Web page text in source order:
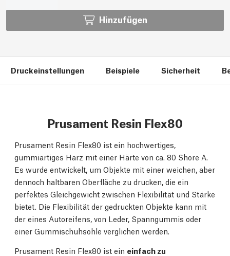
Hinzufügen
Druckeinstellungen Beispiele Sicherheit
Prusament Resin Flex80
Prusament Resin Flex80 ist ein hochwertiges,
gummiartiges Harz mit einer Härte von ca. 80 Shore A.
Es wurde entwickelt, um Objekte mit einer weichen, aber
dennoch haltbaren Oberfläche zu drucken, die ein
perfektes Gleichgewicht zwischen Flexibilität und Stärke
bietet. Die Flexibilität der gedruckten Objekte kann mit
der eines Autoreifens, von Leder, Spanngummis oder
einer Gummischuhsohle verglichen werden.
Prusament Resin Flex80 ist ein einfach zu